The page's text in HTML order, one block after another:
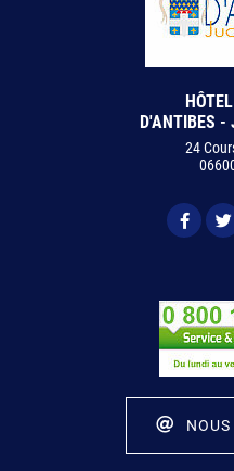
D'ANTIBES -
24